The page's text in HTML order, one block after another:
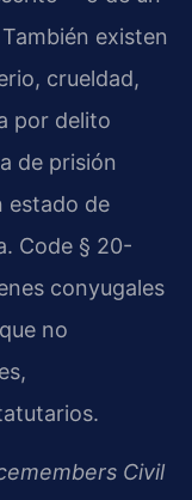
existen
crueldad,
por delito
de prisión
estado de
Code § 20-
conyugales
no
Civil